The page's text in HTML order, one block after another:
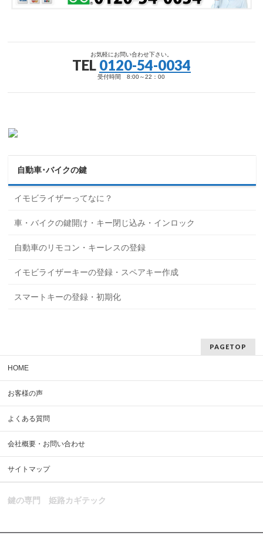
お気軽にお問い合わせ下さい。
TEL 0120-54-0034
受付時間 8:00～22：00
自動車･バイクの鍵
イモビライザーってなに？
車・バイクの鍵開け・キー閉じ込み・インロック
自動車のリモコン・キーレスの登録
イモビライザーキーの登録・スペアキー作成
スマートキーの登録・初期化
PAGETOP
HOME
お客様の声
よくある質問
会社概要・お問い合わせ
サイトマップ
鍵の専門 姫路カギテック